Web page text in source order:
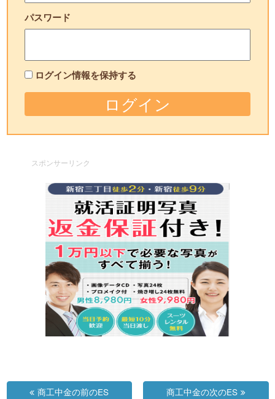
パスワード
ログイン情報を保持する
スポンサーリンク
商工中金の前のES 商工中金の次のES